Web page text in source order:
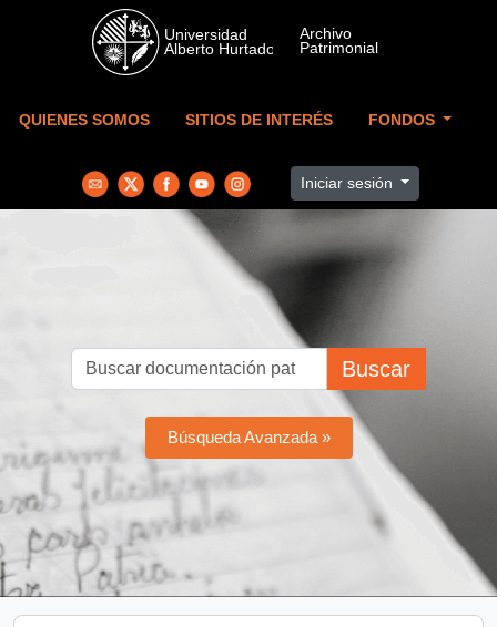
Skip to main content
QUIENES SOMOS SITIOS DE INTERÉS FONDOS
Iniciar sesión
Buscar
Búsqueda Avanzada »